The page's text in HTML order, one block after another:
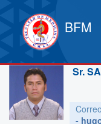
BFM
Sr.
-